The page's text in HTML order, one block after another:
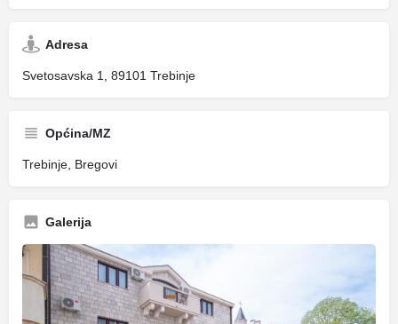
Adresa
Svetosavska 1, 89101 Trebinje
Općina/MZ
Trebinje, Bregovi
Galerija